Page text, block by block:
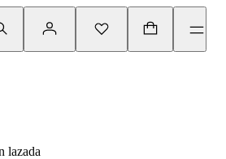
lazada